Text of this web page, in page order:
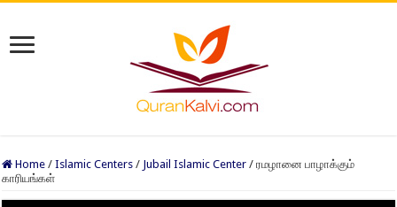
Home / Islamic Centers / Jubail Islamic Center / ரமழானை பாழாக்கும்
காரியங்கள்